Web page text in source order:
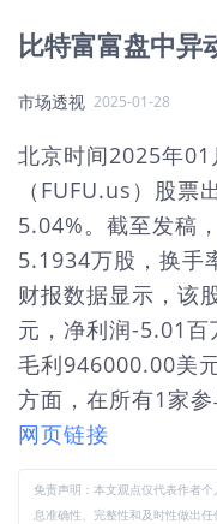
比特富富盘中异
市场透视 2025-01-28
北京时间2025年
（FUFU.us）股票
5.04%。截至发稿
5.1934万股，换手
财报数据显示，该
元，净利润-5.01百
毛利946000.00美
方面，在所有1家
网页链接
免责声明：本文观点仅代表作者
息准确性、完整性和及时性做出